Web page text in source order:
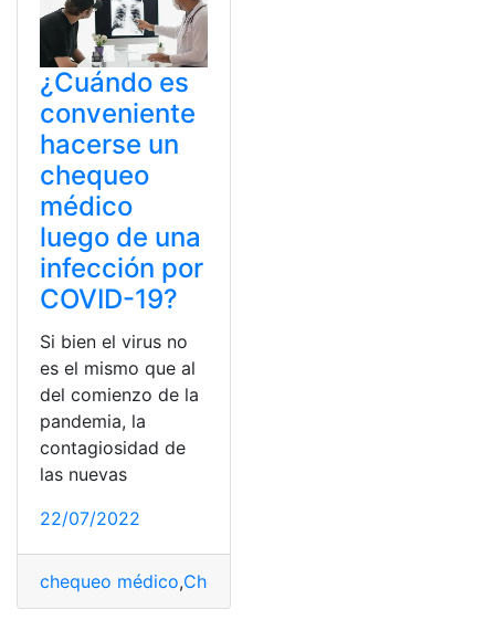
¿Cuándo es
conveniente
hacerse un
chequeo
médico
luego de una
infección por
COVID-19?
Si bien el virus no
es el mismo que al
del comienzo de la
pandemia, la
contagiosidad de
las nuevas
22/07/2022
chequeo médico,Chequeos